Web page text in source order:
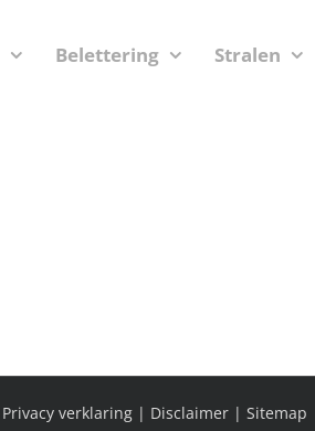
Belettering Stralen
Privacy verklaring | Disclaimer | Sitemap